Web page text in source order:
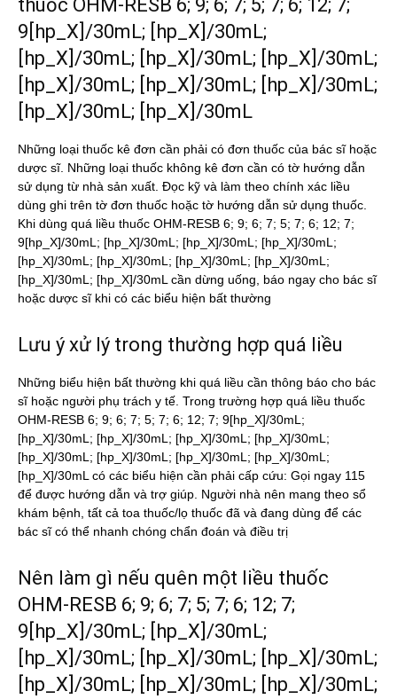
thuốc OHM-RESB 6; 9; 6; 7; 5; 7; 6; 12; 7;
9[hp_X]/30mL; [hp_X]/30mL;
[hp_X]/30mL; [hp_X]/30mL; [hp_X]/30mL;
[hp_X]/30mL; [hp_X]/30mL; [hp_X]/30mL;
[hp_X]/30mL; [hp_X]/30mL
Những loại thuốc kê đơn cần phải có đơn thuốc của bác sĩ hoặc
dược sĩ. Những loại thuốc không kê đơn cần có tờ hướng dẫn
sử dụng từ nhà sản xuất. Đọc kỹ và làm theo chính xác liều
dùng ghi trên tờ đơn thuốc hoặc tờ hướng dẫn sử dụng thuốc.
Khi dùng quá liều thuốc OHM-RESB 6; 9; 6; 7; 5; 7; 6; 12; 7;
9[hp_X]/30mL; [hp_X]/30mL; [hp_X]/30mL; [hp_X]/30mL;
[hp_X]/30mL; [hp_X]/30mL; [hp_X]/30mL; [hp_X]/30mL;
[hp_X]/30mL; [hp_X]/30mL cần dừng uống, báo ngay cho bác sĩ
hoặc dược sĩ khi có các biểu hiện bất thường
Lưu ý xử lý trong thường hợp quá liều
Những biểu hiện bất thường khi quá liều cần thông báo cho bác
sĩ hoặc người phụ trách y tế. Trong trường hợp quá liều thuốc
OHM-RESB 6; 9; 6; 7; 5; 7; 6; 12; 7; 9[hp_X]/30mL;
[hp_X]/30mL; [hp_X]/30mL; [hp_X]/30mL; [hp_X]/30mL;
[hp_X]/30mL; [hp_X]/30mL; [hp_X]/30mL; [hp_X]/30mL;
[hp_X]/30mL có các biểu hiện cần phải cấp cứu: Gọi ngay 115
để được hướng dẫn và trợ giúp. Người nhà nên mang theo sổ
khám bệnh, tất cả toa thuốc/lọ thuốc đã và đang dùng để các
bác sĩ có thể nhanh chóng chẩn đoán và điều trị
Nên làm gì nếu quên một liều thuốc
OHM-RESB 6; 9; 6; 7; 5; 7; 6; 12; 7;
9[hp_X]/30mL; [hp_X]/30mL;
[hp_X]/30mL; [hp_X]/30mL; [hp_X]/30mL;
[hp_X]/30mL; [hp_X]/30mL; [hp_X]/30mL;